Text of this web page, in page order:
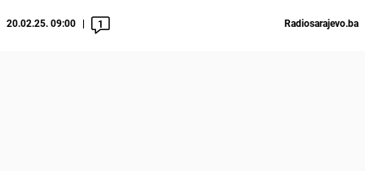
20.02.25. 09:00 1 Radiosarajevo.ba